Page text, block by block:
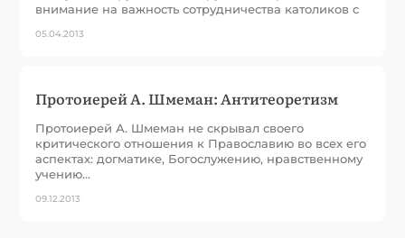
внимание на важность сотрудничества католиков с
05.04.2013
Протоиерей А. Шмеман: Антитеоретизм
Протоиерей А. Шмеман не скрывал своего
критического отношения к Православию во всех его
аспектах: догматике, Богослужению, нравственному
учению…
09.12.2013